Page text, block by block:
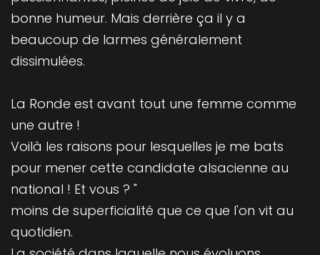
bonne humeur. Mais derrière ça il y a
beaucoup de larmes généralement
dissimulées.
La Ronde est avant tout une femme comme
une autre !
Voilà les raisons pour lesquelles je me bats
pour mener cette candidate alsacienne au
national ! Et vous ? "
moins de superficialité que ce que l'on vit au
quotidien.